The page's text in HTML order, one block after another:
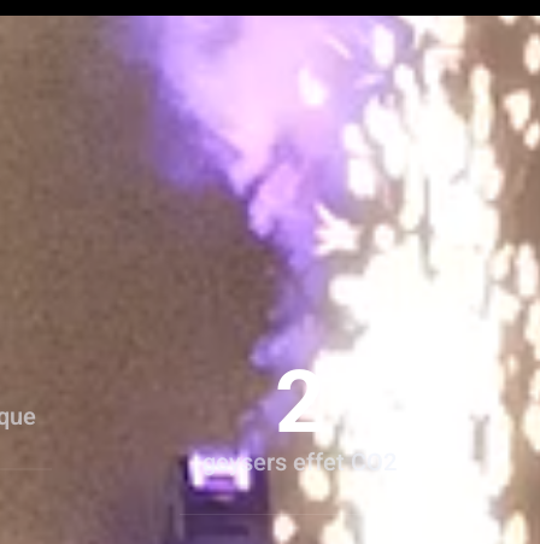
geysers effet CO2
2